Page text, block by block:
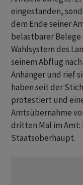
eingestanden,
dem Ende seiner
belastbarer
Wahlsystem des
seinem Abflug
Anhänger und rief
haben seit der
protestiert und
Amtsübernahme
dritten Mal im Amt:
Staatsoberhaupt.